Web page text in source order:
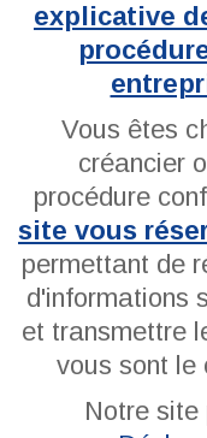
explicative
Vous êtes
créancier
procédure
site vous
permettant de
d'informations
et transmettre
vous sont le
Notre site